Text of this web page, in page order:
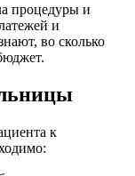
процедуры и
и
во сколько
к